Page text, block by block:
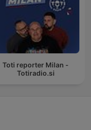
Toti reporter Milan -
Totiradio.si